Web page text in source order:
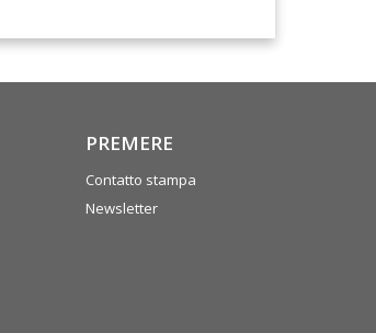
PREMERE
Contatto stampa
Newsletter